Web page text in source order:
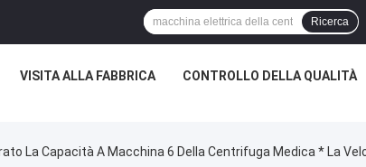
Ricerca
VISITA ALLA FABBRICA CONTROLLO DELLA QUALITÀ
La Capacità A Macchina 6 Della Centrifuga Medica * La